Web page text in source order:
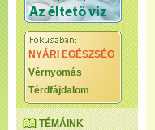
NYÁRI EGÉSZSÉG
Vérnyomás
Térdfájdalom
TÉMÁINK